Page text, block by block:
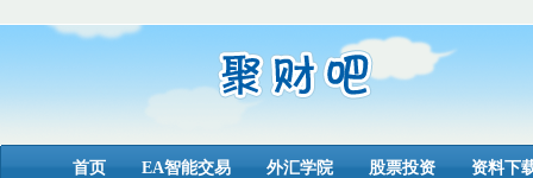
首页 EA智能交易 外汇学院 股票投资 资料下